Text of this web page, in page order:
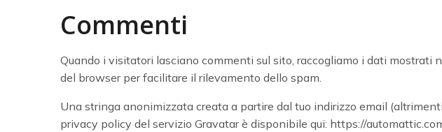
Commenti
Quando i visitatori lasciano commenti sul sito, raccogliamo i dati mostrati
del browser per facilitare il rilevamento dello spam.
Una stringa anonimizzata creata a partire dal tuo indirizzo email
privacy policy del servizio Gravatar è disponibile qui: https://